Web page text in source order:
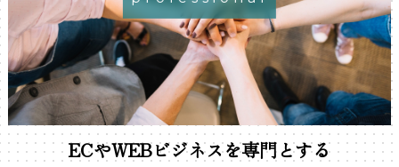
ECやWEBビジネスを専門とする